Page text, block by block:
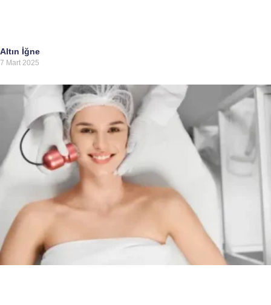
Altın İğne
7 Mart 2025